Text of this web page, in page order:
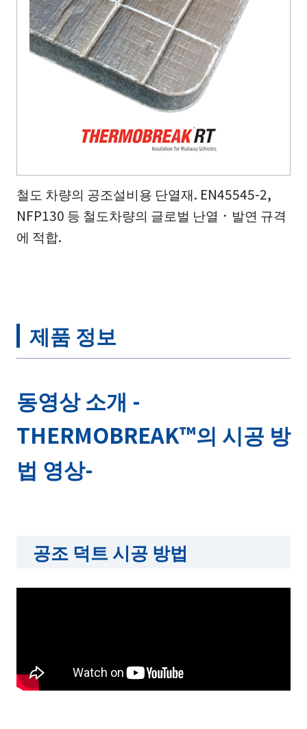
철도 차량의 공조설비용 단열재. EN45545-2,
NFP130 등 철도차량의 글로벌 난열 · 발연 규격
에 적합.
제품 정보
동영상 소개 -
THERMOBREAK™의 시공 방
법 영상-
공조 덕트 시공 방법